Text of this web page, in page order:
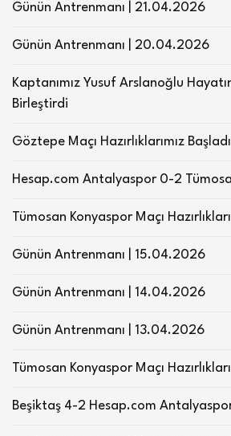
Günün Antrenmanı | 21.04.2026
Günün Antrenmanı | 20.04.2026
Kaptanımız Yusuf Arslanoğlu
Birleştirdi
Göztepe Maçı Hazırlıklarımız Başladı
Hesap.com Antalyaspor 0-2
Tümosan Konyaspor Maçı
Günün Antrenmanı | 15.04.2026
Günün Antrenmanı | 14.04.2026
Günün Antrenmanı | 13.04.2026
Tümosan Konyaspor Maçı
Beşiktaş 4-2 Hesap.com